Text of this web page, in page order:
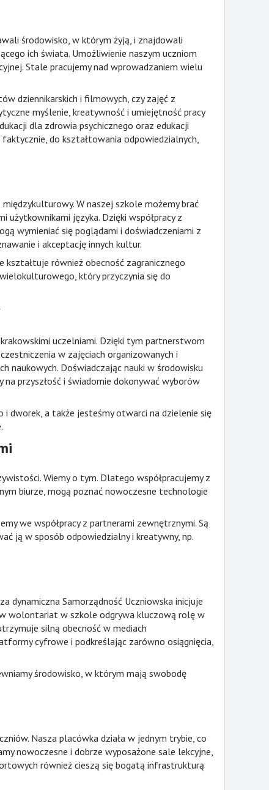
środowisko, w którym żyją, i znajdowali
ich świata. Umożliwienie naszym uczniom
Stale pracujemy nad wprowadzaniem wielu
dziennikarskich i filmowych, czy zajęć z
myślenie, kreatywność i umiejętność pracy
dla zdrowia psychicznego oraz edukacji
do kształtowania odpowiedzialnych,
W naszej szkole możemy brać
użytkownikami języka. Dzięki współpracy z
wymieniać się poglądami i doświadczeniami z
i akceptację innych kultur.
również obecność zagranicznego
który przyczynia się do
uczelniami. Dzięki tym partnerstwom
w zajęciach organizowanych i
naukowych. Doświadczając nauki w środowisku
przyszłość i świadomie dokonywać wyborów
i dworek, a także jesteśmy otwarci na dzielenie się
Wiemy o tym. Dlatego współpracujemy z
biurze, mogą poznać nowoczesne technologie
we współpracy z partnerami zewnętrznymi. Są
ją w sposób odpowiedzialny i kreatywny, np.
dynamiczna Samorządność Uczniowska inicjuje
w wolontariat w szkole odgrywa kluczową rolę w
silną obecność w mediach
cyfrowe i podkreślając zarówno osiągnięcia,
środowisko, w którym mają swobodę
Nasza placówka działa w jednym trybie, co
nowoczesne i dobrze wyposażone sale lekcyjne,
również cieszą się bogatą infrastrukturą